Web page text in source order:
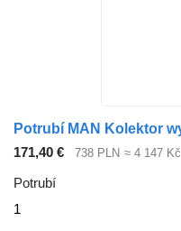
171,40 € 738 PLN ≈ 4 147 Kč
Potrubí
1